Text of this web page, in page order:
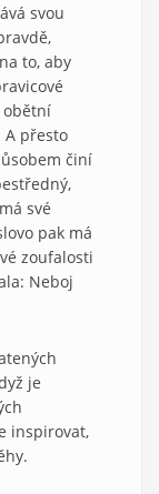
svou
to, aby
obětní
A přesto
činí
své
pak má
zoufalosti
Neboj
je
inspirovat,